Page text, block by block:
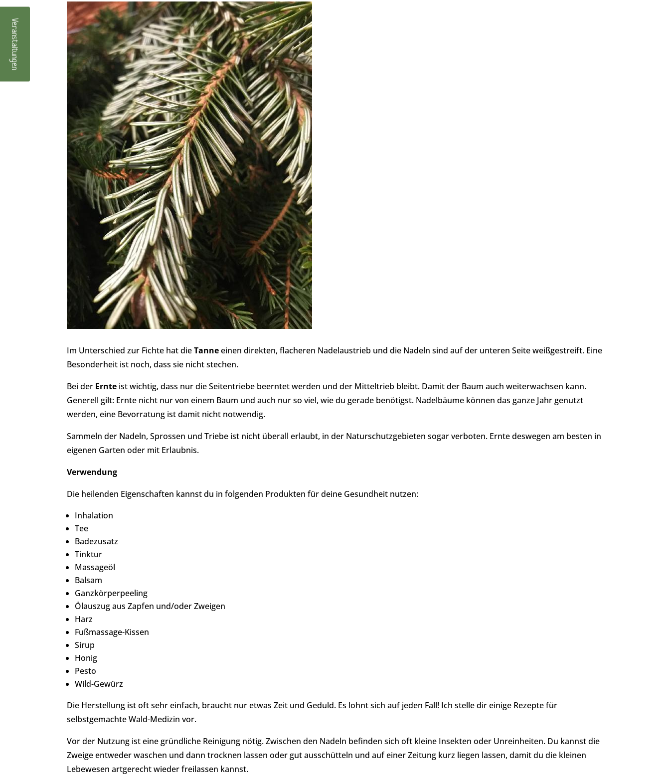
Im Unterschied zur Fichte hat dieTanneeinen direkten, flacheren Nadelaustrieb und die Nadeln sind auf der unteren Seite weißgestreift. Eine
Besonderheit ist noch, dass sie nicht stechen.
Bei der Ernte ist wichtig, dass nur die Seitentriebe beerntet werden und der Mitteltrieb bleibt. Damit der Baum auch weiterwachsen kann.
Generell gilt: Ernte nicht nur von einem Baum und auch nur so viel, wie du gerade benötigst. Nadelbäume können das ganze Jahr genutzt
werden, eine Bevorratung ist damit nicht notwendig.
Sammeln der Nadeln, Sprossen und Triebe ist nicht überall erlaubt, in der Naturschutzgebieten sogar verboten. Ernte deswegen am besten in
eigenen Garten oder mit Erlaubnis.
Verwendung
Die heilenden Eigenschaften kannst du in folgenden Produkten für deine Gesundheit nutzen:
Inhalation
Tee
Badezusatz
Tinktur
Massageöl
Balsam
Ganzkörperpeeling
Ölauszug aus Zapfen und/oder Zweigen
Harz
Fußmassage-Kissen
Sirup
Honig
Pesto
Wild-Gewürz
Die Herstellung ist oft sehr einfach, braucht nur etwas Zeit und Geduld. Es lohnt sich auf jeden Fall! Ich stelle dir einige Rezepte für
selbstgemachte Wald-Medizin vor.
Vor der Nutzung ist eine gründliche Reinigung nötig. Zwischen den Nadeln befinden sich oft kleine Insekten oder Unreinheiten. Du kannst die
Zweige entweder waschen und dann trocknen lassen oder gut ausschütteln und auf einer Zeitung kurz liegen lassen, damit du die kleinen
Lebewesen artgerecht wieder freilassen kannst.
Veranstaltungen